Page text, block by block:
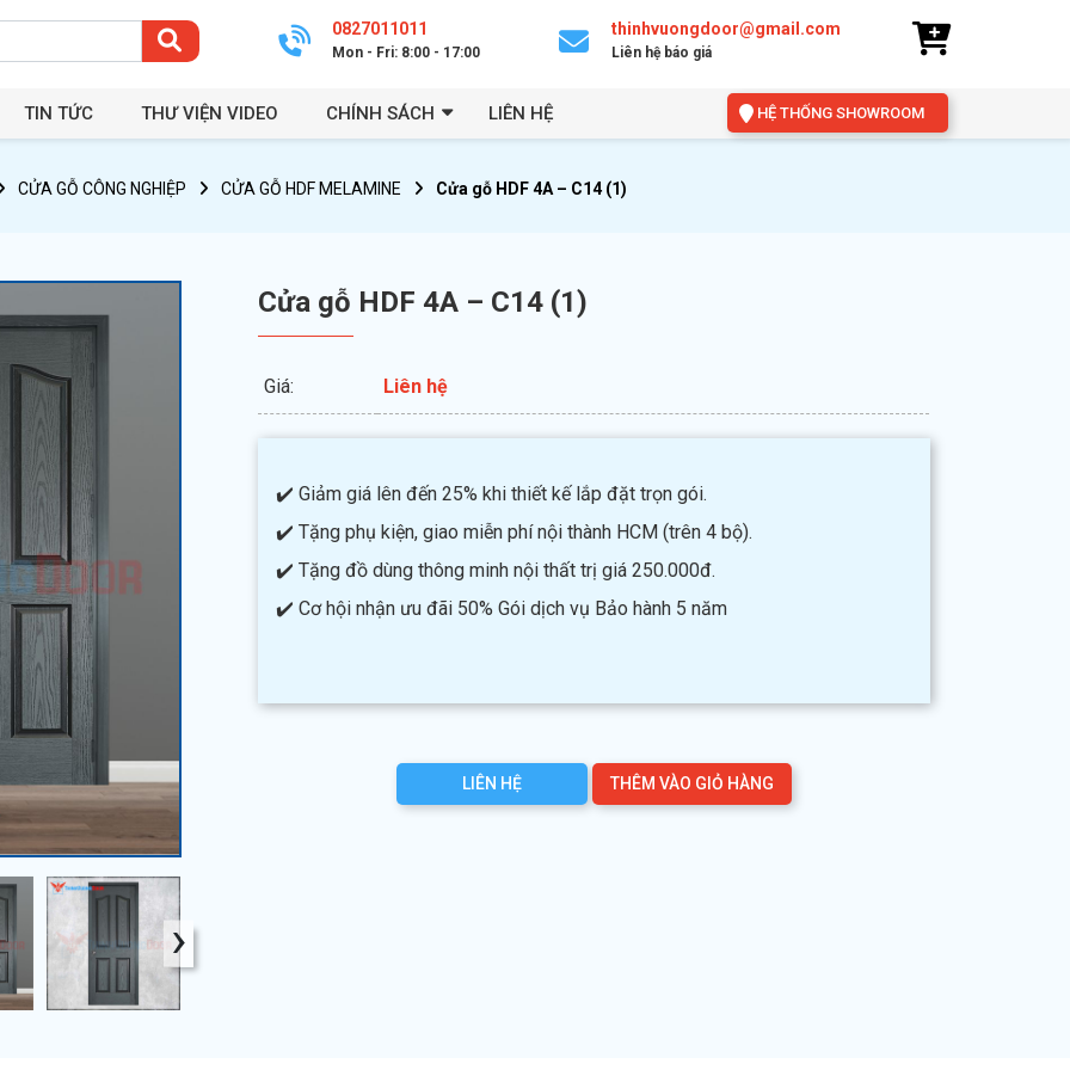
0827011011
Mon - Fri: 8:00 - 17:00
thinhvuongdoor@gmail.com
Liên hệ báo giá
TIN TỨC THƯ VIỆN VIDEO CHÍNH SÁCH LIÊN HỆ HỆ THỐNG SHOWROOM
CỬA GỖ CÔNG NGHIỆP CỬA GỖ HDF MELAMINE Cửa gỗ HDF 4A – C14 (1)
›
Cửa gỗ HDF 4A – C14 (1)
Giá: Liên hệ
✔️ Giảm giá lên đến 25% khi thiết kế lắp đặt trọn gói.
✔️ Tặng phụ kiện, giao miễn phí nội thành HCM (trên 4 bộ).
✔️ Tặng đồ dùng thông minh nội thất trị giá 250.000đ.
✔️ Cơ hội nhận ưu đãi 50% Gói dịch vụ Bảo hành 5 năm
LIÊN HỆ THÊM VÀO GIỎ HÀNG